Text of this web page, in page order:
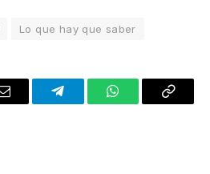
Lo que hay que saber
Email TelegramWhatsAppCopy